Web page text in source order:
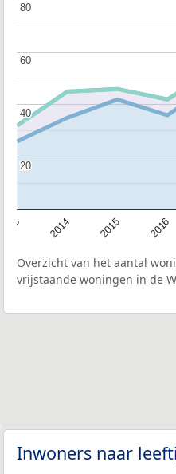
2014 2015 2016
20
20
40
40
60
60
80
80
Overzicht van het aantal
vrijstaande woningen in de
Inwoners naar